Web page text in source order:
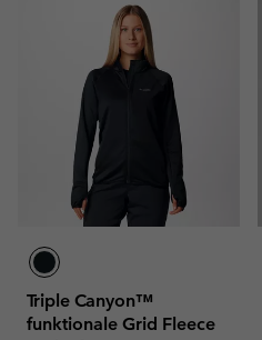
Triple Canyon™
funktionale Grid Fleece